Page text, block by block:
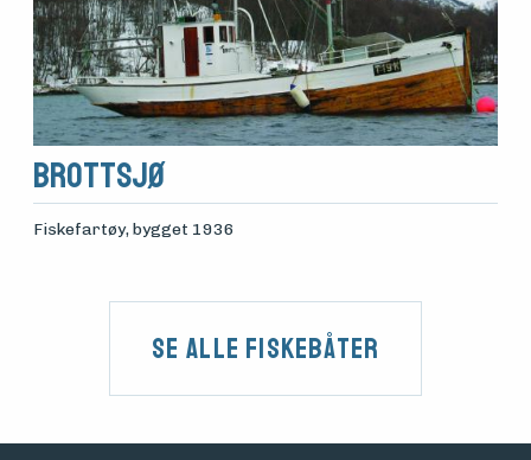
Brottsjø
Fiskefartøy, bygget 1936
Se alle fiskebåter